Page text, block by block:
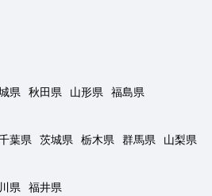
県 秋田県 山形県
福島県
葉県 茨城県 栃木県 群馬県
山梨県
県
福井県